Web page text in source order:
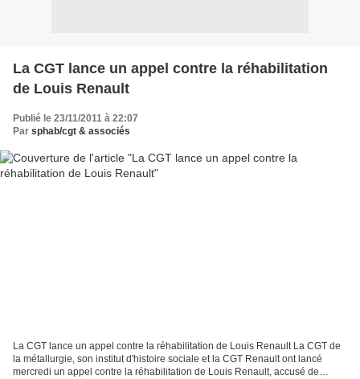
La CGT lance un appel contre la réhabilitation
de Louis Renault
Publié le 23/11/2011 à 22:07
Par sphab/cgt & associés
La CGT lance un appel contre la réhabilitation de Louis Renault La CGT de
la métallurgie, son institut d'histoire sociale et la CGT Renault ont lancé
mercredi un appel contre la réhabilitation de Louis Renault, accusé de